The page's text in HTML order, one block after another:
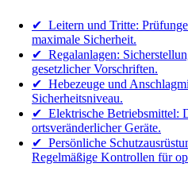
✔ Leitern und Tritte:
maximale Sicherheit.
✔ Regalanlagen:
gesetzlicher Vorschriften.
✔ Hebezeuge und
Sicherheitsniveau.
✔ Elektrische Betriebsmittel:
ortsveränderlicher Geräte.
✔ Persönliche
Regelmäßige Kontrollen für